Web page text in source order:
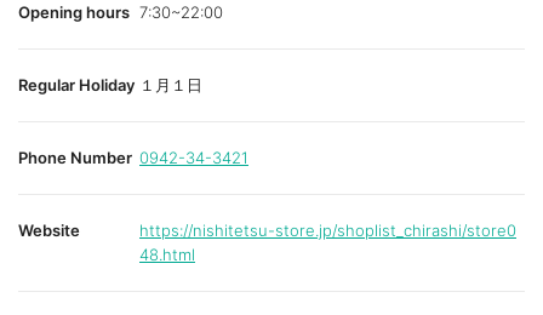
Opening hours 7:30~22:00
Regular Holiday １月１日
Phone Number 0942-34-3421
Website
https://nishitetsu-store.jp/shoplist_chirashi/store0
48.html